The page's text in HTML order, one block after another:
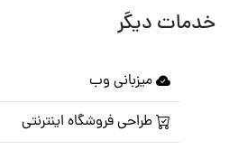
خدمات دیگر
میزبانی وب
طراحی فروشگاه اینترنتی